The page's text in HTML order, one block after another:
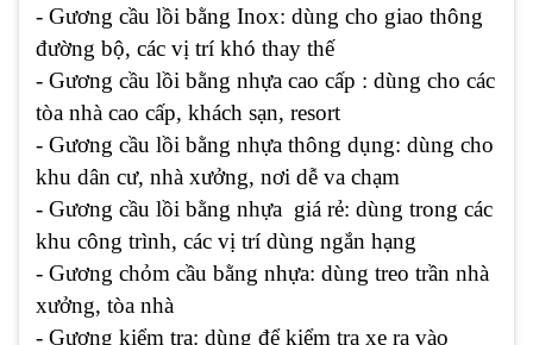
- Gương cầu lồi bằng Inox: dùng cho giao thông
đường bộ, các vị trí khó thay thế
- Gương cầu lồi bằng nhựa cao cấp : dùng cho các
tòa nhà cao cấp, khách sạn, resort
- Gương cầu lồi bằng nhựa thông dụng: dùng cho
khu dân cư, nhà xưởng, nơi dễ va chạm
- Gương cầu lồi bằng nhựa giá rẻ: dùng trong các
khu công trình, các vị trí dùng ngắn hạng
- Gương chỏm cầu bằng nhựa: dùng treo trần nhà
xưởng, tòa nhà
- Gương kiểm tra: dùng để kiểm tra xe ra vào